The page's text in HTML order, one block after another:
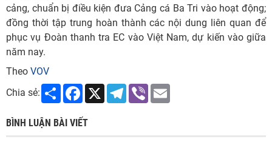
cảng, chuẩn bị điều kiện đưa Cảng cá Ba Tri vào hoạt động;
đồng thời tập trung hoàn thành các nội dung liên quan để
phục vụ Đoàn thanh tra EC vào Việt Nam, dự kiến vào giữa
năm nay.
Theo VOV
Chia sẻ:
Share Facebook
X Telegram
Viber
BÌNH LUẬN BÀI VIẾT